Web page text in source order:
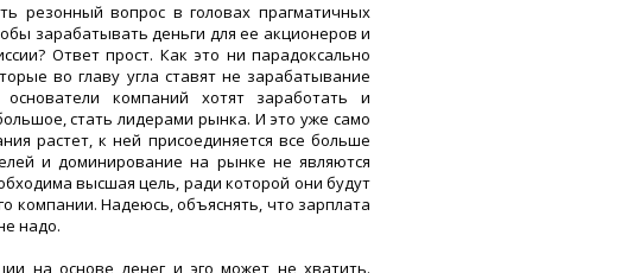
резонный вопрос в головах прагматичных
зарабатывать деньги для ее акционеров и
Ответ прост. Как это ни парадоксально
во главу угла ставят не зарабатывание
компаний хотят заработать и
стать лидерами рынка. И это уже само
растет, к ней присоединяется все больше
и доминирование на рынке не являются
высшая цель, ради которой они будут
компании. Надеюсь, объяснять, что зарплата
надо.
на основе денег и эго может не хватить.